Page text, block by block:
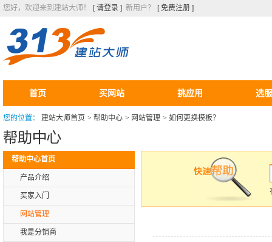
您好，欢迎来到建站大师！ [ 请登录 ] 新用户？ [ 免费注册 ]
首页 买网站 挑应用 选
您的位置： 建站大师首页 > 帮助中心 > 网站管理 > 如何更换模板？
帮助中心首页
产品介绍
买家入门
网站管理
我是分销商